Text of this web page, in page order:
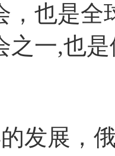
，也是全
之一,也
展，俄